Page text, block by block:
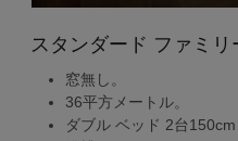
スタンダード ファミリ
窓無し。
36平方メートル。
ダブル ベッド 2台150cm